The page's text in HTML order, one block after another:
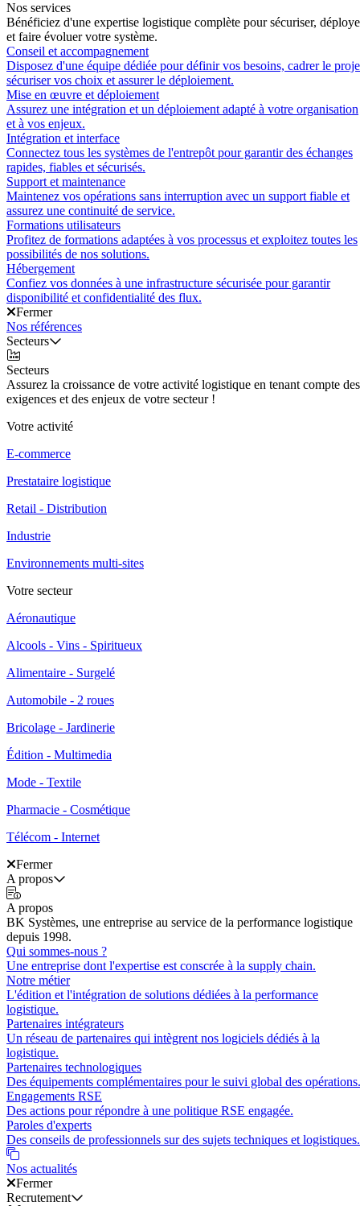
Nos services
Bénéficiez d'une expertise logistique complète pour sécuriser,
et faire évoluer votre système.
Conseil et accompagnement
Disposez d'une équipe dédiée pour définir vos besoins, cadrer le
sécuriser vos choix et assurer le déploiement.
Mise en œuvre et déploiement
Assurez une intégration et un déploiement adapté à votre organisation
et à vos enjeux.
Intégration et interface
Connectez tous les systèmes de l'entrepôt pour garantir des échanges
rapides, fiables et sécurisés.
Support et maintenance
Maintenez vos opérations sans interruption avec un support fiable et
assurez une continuité de service.
Formations utilisateurs
Profitez de formations adaptées à vos processus et exploitez toutes les
possibilités de nos solutions.
Hébergement
Confiez vos données à une infrastructure sécurisée pour garantir
disponibilité et confidentialité des flux.
Fermer
Nos références
Secteurs
Secteurs
Assurez la croissance de votre activité logistique en tenant compte des
exigences et des enjeux de votre secteur !
Votre activité
E-commerce
Prestataire logistique
Retail - Distribution
Industrie
Environnements multi-sites
Votre secteur
Aéronautique
Alcools - Vins - Spiritueux
Alimentaire - Surgelé
Automobile - 2 roues
Bricolage - Jardinerie
Édition - Multimedia
Mode - Textile
Pharmacie - Cosmétique
Télécom - Internet
Fermer
A propos
A propos
BK Systèmes, une entreprise au service de la performance logistique
depuis 1998.
Qui sommes-nous ?
Une entreprise dont l'expertise est conscrée à la supply chain.
Notre métier
L'édition et l'intégration de solutions dédiées à la performance
logistique.
Partenaires intégrateurs
Un réseau de partenaires qui intègrent nos logiciels dédiés à la
logistique.
Partenaires technologiques
Des équipements complémentaires pour le suivi global des opérations.
Engagements RSE
Des actions pour répondre à une politique RSE engagée.
Paroles d'experts
Des conseils de professionnels sur des sujets techniques et logistiques.
Nos actualités
Fermer
Recrutement